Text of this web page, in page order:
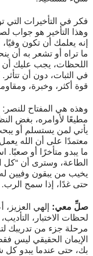
فكر في التأخيرات التي
وهذا التأخير هو جواب
إنه يعلمك أن تكون
ما تراه أو تشعر به أن
اللحظات، يجب عليك أن
في الثبات، دون أن
قوة أكثر، وخبرة،
وهذه هي المفتاح
مطيعًا لأوامره، بغض
يأتي لمن يستسلم أو
معتمدًا على أن الله
ما يبدو متأخرًا أو
الطاعة، وسترى أن “كل
يخيب من يبقون وفيين
حتى غدًا، إذا سمح الرب.
صلِّ معي: إلهي
لحظات الاختبار،
مرحلة جزء من تدريبك
الإيمان الحقيقي ليس
بك، حتى عندما يبدو كل